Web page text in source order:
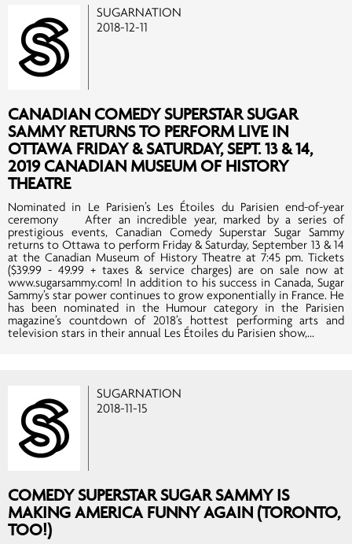
SUGARNATION
2018-12-11
CANADIAN COMEDY SUPERSTAR SUGAR
SAMMY RETURNS TO PERFORM LIVE IN
OTTAWA FRIDAY & SATURDAY, SEPT. 13 & 14,
2019 CANADIAN MUSEUM OF HISTORY
THEATRE
Nominated in Le Parisien’s Les Étoiles du Parisien end-of-year
ceremony After an incredible year, marked by a series of
prestigious events, Canadian Comedy Superstar Sugar Sammy
returns to Ottawa to perform Friday & Saturday, September 13 & 14
at the Canadian Museum of History Theatre at 7:45 pm. Tickets
($39.99 - 49.99 + taxes & service charges) are on sale now at
www.sugarsammy.com! In addition to his success in Canada, Sugar
Sammy’s star power continues to grow exponentially in France. He
has been nominated in the Humour category in the Parisien
magazine’s countdown of 2018’s hottest performing arts and
television stars in their annual Les Étoiles du Parisien show,...
SUGARNATION
2018-11-15
COMEDY SUPERSTAR SUGAR SAMMY IS
MAKING AMERICA FUNNY AGAIN (TORONTO,
TOO!)